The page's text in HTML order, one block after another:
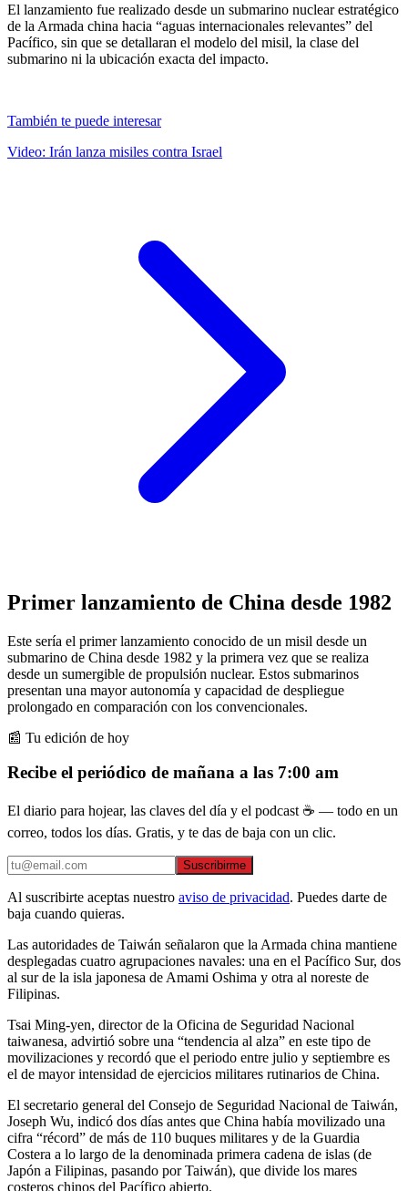
El lanzamiento fue realizado desde un submarino nuclear estratégico
de la Armada china hacia “aguas internacionales relevantes” del
Pacífico, sin que se detallaran el modelo del misil, la clase del
submarino ni la ubicación exacta del impacto.
También te puede interesar
Video: Irán lanza misiles contra Israel
Primer lanzamiento de China desde 1982
Este sería el primer lanzamiento conocido de un misil desde un
submarino de China desde 1982 y la primera vez que se realiza
desde un sumergible de propulsión nuclear. Estos submarinos
presentan una mayor autonomía y capacidad de despliegue
prolongado en comparación con los convencionales.
📰 Tu edición de hoy
Recibe el periódico de mañana a las 7:00 am
El diario para hojear, las claves del día y el podcast ☕ — todo en un
correo, todos los días. Gratis, y te das de baja con un clic.
Suscribirme
Al suscribirte aceptas nuestro aviso de privacidad. Puedes darte de
baja cuando quieras.
Las autoridades de Taiwán señalaron que la Armada china mantiene
desplegadas cuatro agrupaciones navales: una en el Pacífico Sur, dos
al sur de la isla japonesa de Amami Oshima y otra al noreste de
Filipinas.
Tsai Ming-yen, director de la Oficina de Seguridad Nacional
taiwanesa, advirtió sobre una “tendencia al alza” en este tipo de
movilizaciones y recordó que el periodo entre julio y septiembre es
el de mayor intensidad de ejercicios militares rutinarios de China.
El secretario general del Consejo de Seguridad Nacional de Taiwán,
Joseph Wu, indicó dos días antes que China había movilizado una
cifra “récord” de más de 110 buques militares y de la Guardia
Costera a lo largo de la denominada primera cadena de islas (de
Japón a Filipinas, pasando por Taiwán), que divide los mares
costeros chinos del Pacífico abierto.